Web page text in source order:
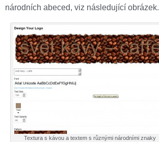
národních abeced, viz následující obrázek.
Textura s kávou a textem s různými národními znaky